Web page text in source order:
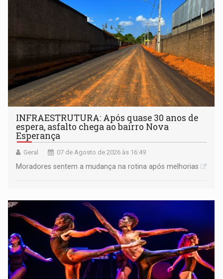
INFRAESTRUTURA: Após quase 30 anos de
espera, asfalto chega ao bairro Nova
Esperança
Geral 07 de Agosto de 2026 às 16:49
Moradores sentem a mudança na rotina após melhorias